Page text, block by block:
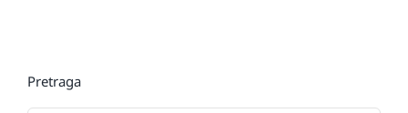
Pretraga